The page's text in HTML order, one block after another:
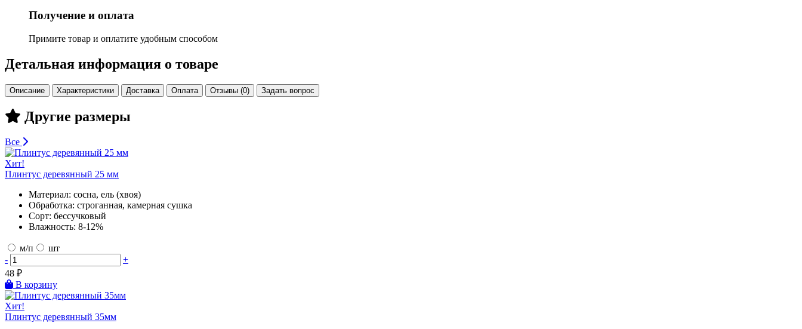
Получение и оплата
Примите товар и оплатите удобным способом
Детальная информация о товаре
Описание Характеристики Доставка Оплата Отзывы (0) Задать вопрос
Другие размеры
Все
Хит!
Плинтус деревянный 25 мм
Материал: сосна, ель (хвоя)
Обработка: строганная, камерная сушка
Сорт: бессучковый
Влажность: 8-12%
м/п
шт
-
+
48 ₽
В корзину
Хит!
Плинтус деревянный 35мм